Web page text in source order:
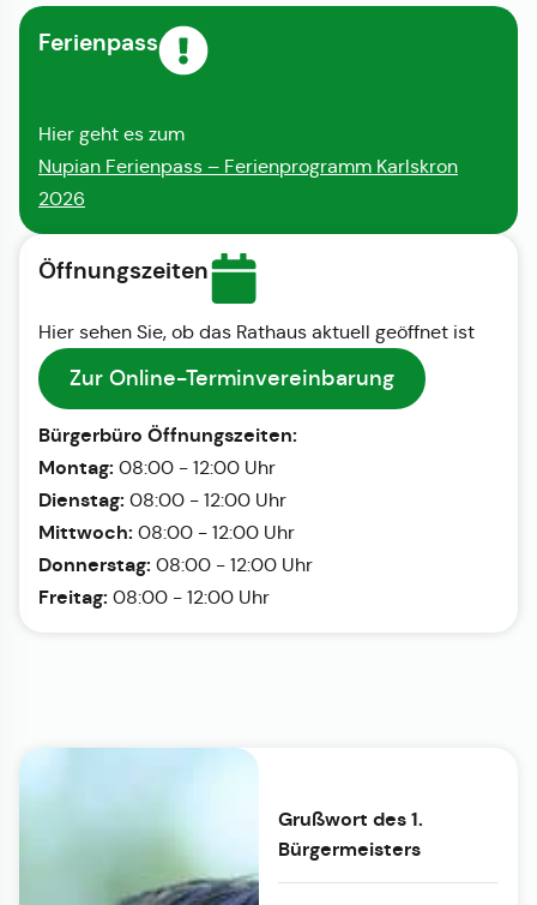
Ferienpass
Hier geht es zum
Nupian Ferienpass – Ferienprogramm Karlskron
2026
Öffnungszeiten
Hier sehen Sie, ob das Rathaus aktuell geöffnet ist
Zur Online-Terminvereinbarung
Bürgerbüro Öffnungszeiten:
Montag: 08:00 - 12:00 Uhr
Dienstag: 08:00 - 12:00 Uhr
Mittwoch: 08:00 - 12:00 Uhr
Donnerstag: 08:00 - 12:00 Uhr
Freitag: 08:00 - 12:00 Uhr
Grußwort des 1.
Bürgermeisters